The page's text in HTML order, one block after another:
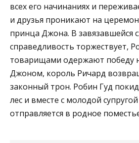
всех его начинаниях и
и друзья проникают на
принца Джона. В завязавшейся
справедливость торжествует,
товарищами одержают победу
Джоном, король Ричард
законный трон. Робин Гуд
лес и вместе с молодой
отправляется в родное